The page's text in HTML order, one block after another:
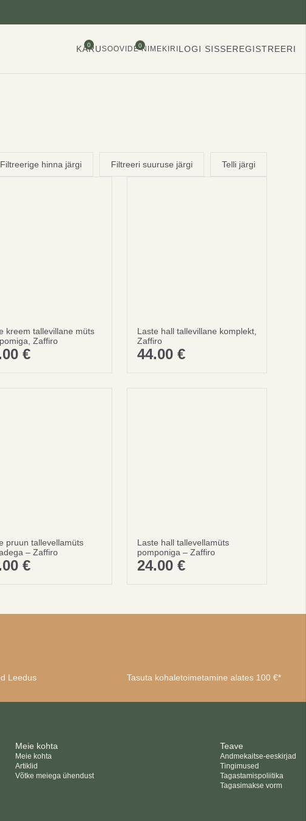
10%
0
KÄRU 0
SOOVIDE NIMEKIRI LOGI SISSEREGISTREERI
Filtreerige hinna järgi Filtreeri suuruse järgi Telli järgi
kreem tallevillane müts
Zaffiro
€
Laste hall tallevillane komplekt,
Zaffiro
44.00 €
pruun tallevellamüts
– Zaffiro
€
Laste hall tallevellamüts
pomponiga – Zaffiro
24.00 €
Leedus Tasuta kohaletoimetamine alates 100 €*
Meie kohta
Meie kohta
Artiklid
Võtke meiega ühendust
Teave
Andmekaitse-eeskirjad
Tingimused
Tagastamispoliitika
Tagasimakse vorm